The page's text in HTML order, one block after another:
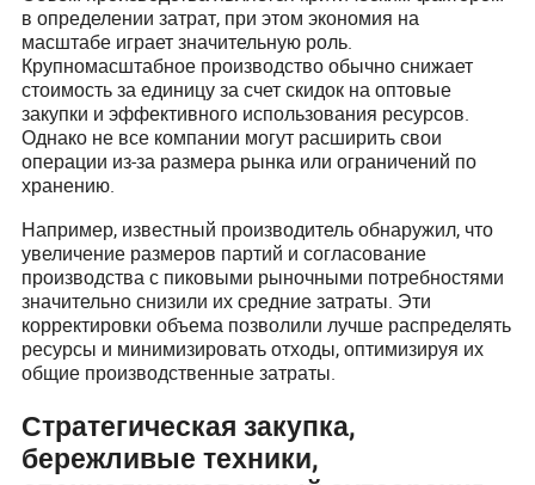
в определении затрат, при этом экономия на
масштабе играет значительную роль.
Крупномасштабное производство обычно снижает
стоимость за единицу за счет скидок на оптовые
закупки и эффективного использования ресурсов.
Однако не все компании могут расширить свои
операции из-за размера рынка или ограничений по
хранению.
Например, известный производитель обнаружил, что
увеличение размеров партий и согласование
производства с пиковыми рыночными потребностями
значительно снизили их средние затраты. Эти
корректировки объема позволили лучше распределять
ресурсы и минимизировать отходы, оптимизируя их
общие производственные затраты.
Стратегическая закупка,
бережливые техники,